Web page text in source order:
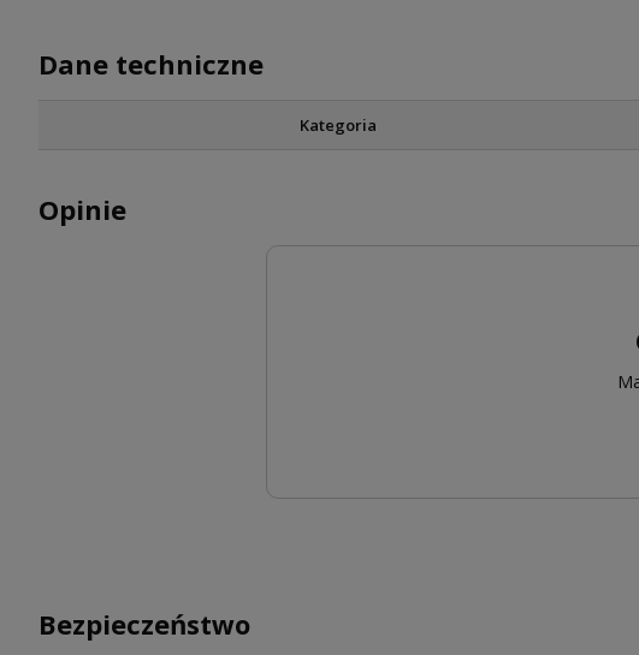
Dane techniczne
Kategoria
Opinie
Bezpieczeństwo